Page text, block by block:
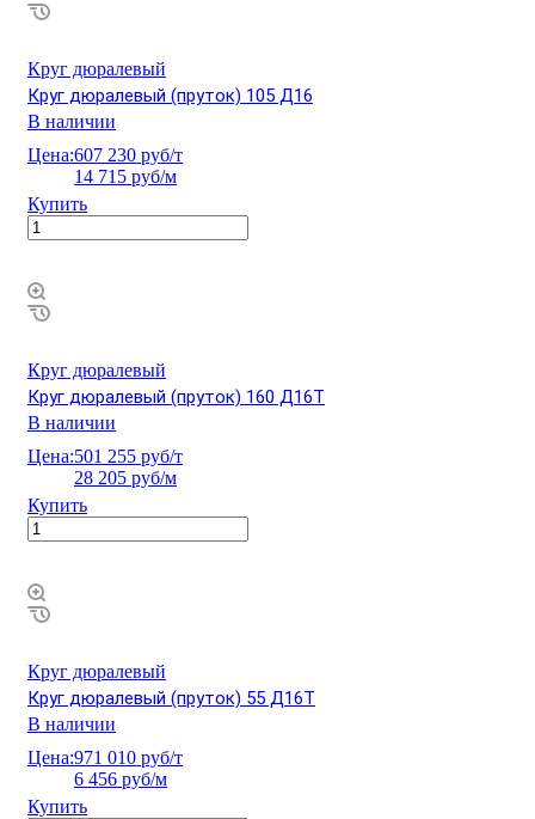
Круг дюралевый
Круг дюралевый (пруток) 105 Д16
В наличии
Цена:607 230 руб/т
14 715 руб/м
Купить
Круг дюралевый
Круг дюралевый (пруток) 160 Д16Т
В наличии
Цена:501 255 руб/т
28 205 руб/м
Купить
Круг дюралевый
Круг дюралевый (пруток) 55 Д16Т
В наличии
Цена:971 010 руб/т
6 456 руб/м
Купить